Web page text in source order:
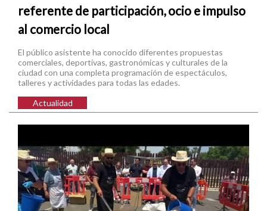
referente de participación, ocio e impulso
al comercio local
El público asistente ha conocido diferentes propuestas
comerciales, deportivas, gastronómicas y culturales de la
ciudad con una completa programación de espectáculos,
talleres y actividades para todas las edades.
Actualidad